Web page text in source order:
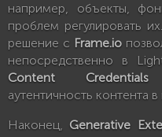
например, объекты,
проблем регулировать
решение с Frame.io
непосредственно в
Content Credentials
аутентичность контента
Наконец, Generative